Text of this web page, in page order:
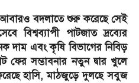
আবারও বদলাতে শুরু করেছে সেই
বিশ্বব্যাপী পাটজাত দ্রব্যের
দাম এবং কৃষি বিভাগের নিবিড়
ফের সম্ভাবনার নতুন দ্বার খুলে
হাসি, মাঠজুড়ে দুলছে সবুজ